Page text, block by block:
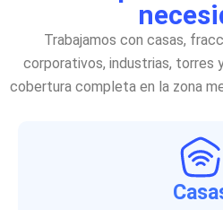
Trabajamos con casas,
corporativos, industrias, torres
cobertura completa en la zona